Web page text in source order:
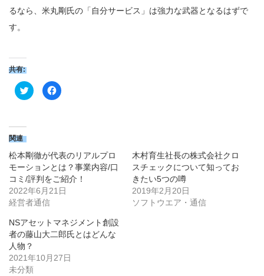
るなら、米丸剛氏の「自分サービス」は強力な武器となるはずで
す。
共有:
ク
リ
有
(新
し
い
ウ
ィ
ン
ド
ウ
開
き
ま
す)
Facebook
で
リ
ッ
ク
し
て
く
だ
し
い
ウ
ド
関連
松本剛徹が代表のリアルプロ
モーションとは？事業内容/口
コミ/評判をご紹介！
2022年6月21日
経営者通信
木村育生社長の株式会社クロ
スチェックについて知ってお
きたい5つの噂
2019年2月20日
ソフトウエア・通信
NSアセットマネジメント創設
者の藤山大二郎氏とはどんな
人物？
2021年10月27日
未分類